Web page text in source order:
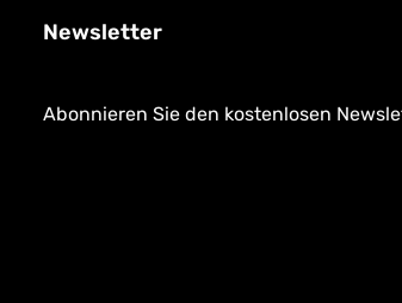
Newsletter
Abonnieren Sie den kostenlosen